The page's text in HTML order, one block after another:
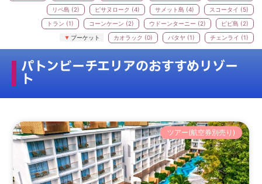
スコータイ (5)
サメット島 (4)
ピサヌローク (4)
リペ島 (2)
ピピ島 (2)
ウドーンターニー (2)
コーンケーン (2)
トラン (1)
チェンライ (1)
パタヤ (1)
カオラック (0)
プーケット
パトンビーチエリアのおすすめリゾー
ト
ツアー(航空券別売り)